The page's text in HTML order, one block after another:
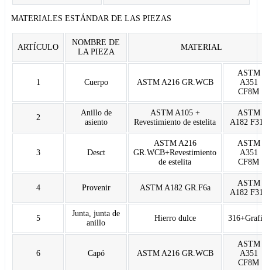
MATERIALES ESTÁNDAR DE LAS PIEZAS
ARTÍCULO
NOMBRE DE
LA PIEZA
MATERIAL
1 Cuerpo ASTM A216 GR.WCB
ASTM
A351
CF8M
2
Anillo de
asiento
ASTM A105 +
Revestimiento de estelita
ASTM
A182
3 Desct
ASTM A216
GR.WCB+Revestimiento
de estelita
ASTM
A351
CF8M
4 Provenir ASTM A182 GR.F6a
ASTM
A182
5
Junta, junta de
anillo
Hierro dulce
6 Capó ASTM A216 GR.WCB
ASTM
A351
CF8M